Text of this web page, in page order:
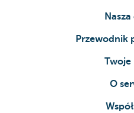
Przewodnik
O